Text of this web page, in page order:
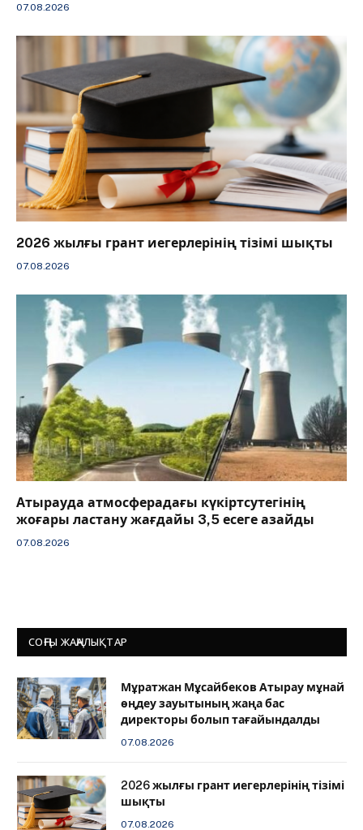
07.08.2026
2026 жылғы грант иегерлерінің тізімі шықты
07.08.2026
Атырауда атмосферадағы күкіртсутегінің
жоғары ластану жағдайы 3,5 есеге азайды
07.08.2026
СОҢҒЫ ЖАҢАЛЫҚТАР
Мұратжан Мұсайбеков Атырау мұнай
өңдеу зауытының жаңа бас
директоры болып тағайындалды
07.08.2026
2026 жылғы грант иегерлерінің тізімі
шықты
07.08.2026